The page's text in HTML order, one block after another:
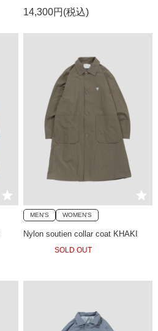
14,300円(税込)
MEN'S WOMEN'S
Nylon soutien collar coat KHAKI
SOLD OUT